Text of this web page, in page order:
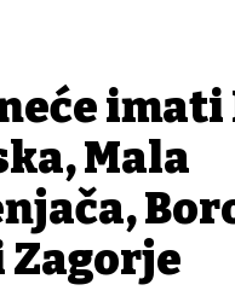
imati
Mala
Zagorje